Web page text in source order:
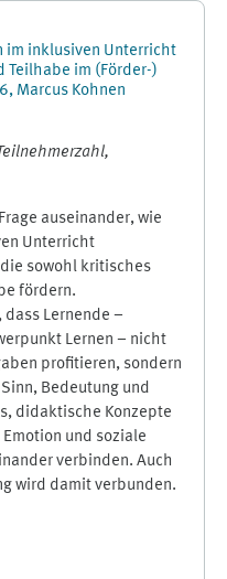
im inklusiven Unterricht
Teilhabe im (Förder-)
Marcus Kohnen
auseinander, wie
Unterricht
sowohl kritisches
fördern.
Lernende –
Lernen – nicht
profitieren, sondern
Bedeutung und
didaktische Konzepte
und soziale
verbinden. Auch
wird damit verbunden.